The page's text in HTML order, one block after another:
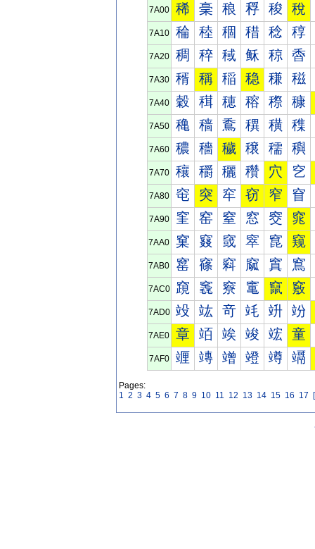
7A00 稀 稁 稂 稃 稄 稅
7A10 稐 稑 稒 稓 稔 稕
7A20 稠 稡 稢 稣 稤 稥
7A30 稰 稱 稲 稳 稴 稵
7A40 穀 穁 穂 穃 穄 穅
7A50 穐 穑 穒 穓 穔 穕
7A60 穠 穡 穢 穣 穤 穥
7A70 穰 穱 穲 穳 穴 穵
7A80 窀 突 窂 窃 窄 窅
7A90 窐 窑 窒 窓 窔 窕
7AA0 窠 窡 窢 窣 窤 窥
7AB0 窰 窱 窲 窳 窴 窵
7AC0 竀 竁 竂 竃 竄 竅
7AD0 竐 竑 竒 竓 竔 竕
7AE0 章 竡 竢 竣 竤 童
7AF0 竰 竱 竲 竳 竴 竵
Pages:
1 2 3 4 5 6 7 8 9 10 11 12 13 14 15 16 17